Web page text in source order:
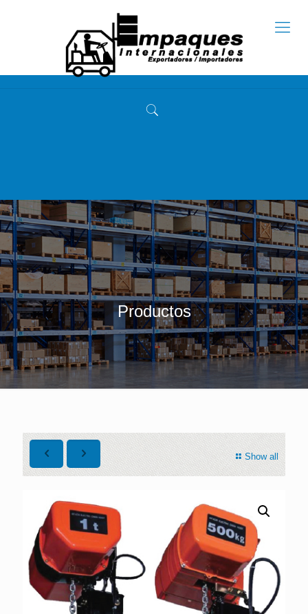
Productos
Show all